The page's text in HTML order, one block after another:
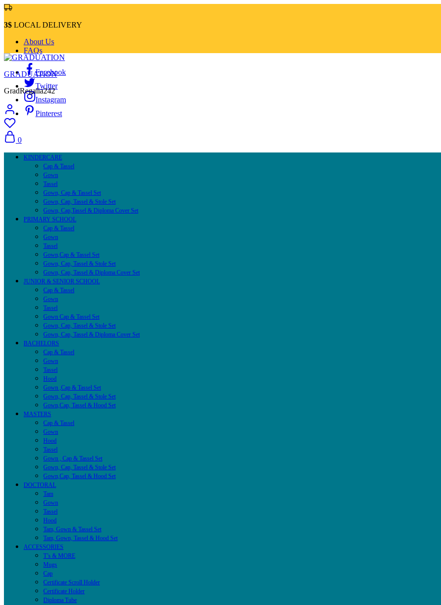
3$ LOCAL DELIVERY
About Us
FAQs
Facebook
Twitter
Instagram
Pinterest
GRADUATION
GradRegalia242
0
KINDERCARE
Cap & Tassel
Gown
Tassel
Gown, Cap & Tassel Set
Gown, Cap, Tassel & Stole Set
Gown, Cap,Tassel & Diploma Cover Set
PRIMARY SCHOOL
Cap & Tassel
Gown
Tassel
Gown,Cap & Tassel Set
Gown, Cap, Tassel & Stole Set
Gown, Cap, Tassel & Diploma Cover Set
JUNIOR & SENIOR SCHOOL
Cap & Tassel
Gown
Tassel
Gown Cap & Tassel Set
Gown, Cap, Tassel & Stole Set
Gown, Cap, Tassel & Diploma Cover Set
BACHELORS
Cap & Tassel
Gown
Tassel
Hood
Gown ,Cap & Tassel Set
Gown, Cap, Tassel & Stole Set
Gown,Cap, Tassel & Hood Set
MASTERS
Cap & Tassel
Gown
Hood
Tassel
Gown , Cap & Tassel Set
Gown, Cap, Tassel & Stole Set
Gown,Cap, Tassel & Hood Set
DOCTORAL
Tam
Gown
Tassel
Hood
Tam, Gown & Tassel Set
Tam, Gown, Tassel & Hood Set
ACCESSORIES
T’s & MORE
Mugs
Cap
Certificate Scroll Holder
Certificate Holder
Diploma Tube